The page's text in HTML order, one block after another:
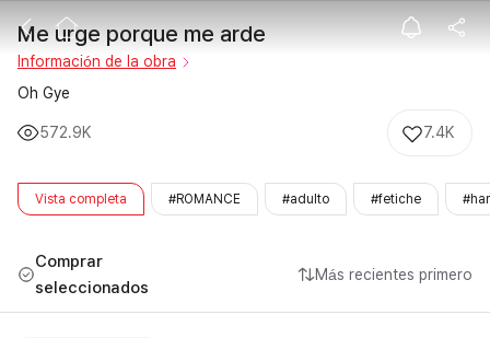
Me urge
Me urge porque me arde
Información de la obra
Oh Gye
572.9K 7.4K
Vista completa #ROMANCE #adulto #fetiche
Comprar
seleccionados
Más recientes primero